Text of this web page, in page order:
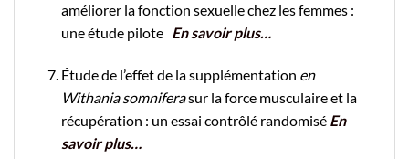
améliorer la fonction sexuelle chez les femmes :
une étude pilote En savoir plus…
Étude de l’effet de la supplémentation en
Withania somniferasur la force musculaire et la
récupération : un essai contrôlé randomisé En
savoir plus…